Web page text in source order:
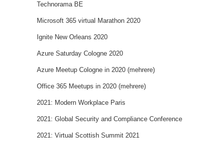
Technorama BE
Microsoft 365 virtual Marathon 2020
Ignite New Orleans 2020
Azure Saturday Cologne 2020
Azure Meetup Cologne in 2020 (mehrere)
Office 365 Meetups in 2020 (mehrere)
2021: Modern Workplace Paris
2021: Global Security and Compliance Conference
2021: Virtual Scottish Summit 2021